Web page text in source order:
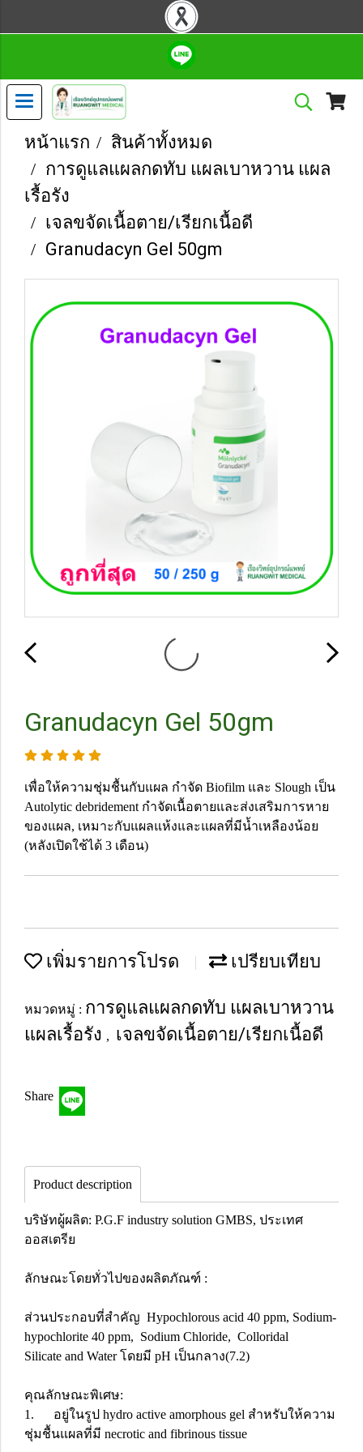
หน้าแรก
สินค้าทั้งหมด
การดูแลแผลกดทับ แผลเบาหวาน แผล
เรื้อรัง
เจลขจัดเนื้อตาย/เรียกเนื้อดี
Granudacyn Gel 50gm
Granudacyn Gel 50gm
เพื่อให้ความชุ่มชื้นกับแผล กำจัด Biofilm และ Slough เป็น
Autolytic debridement กำจัดเนื้อตายและส่งเสริมการหาย
ของแผล, เหมาะกับแผลแห้งและแผลที่มีน้ำเหลืองน้อย
(หลังเปิดใช้ได้ 3 เดือน)
เพิ่มรายการโปรด เปรียบเทียบ
หมวดหมู่ : การดูแลแผลกดทับ แผลเบาหวาน
แผลเรื้อรัง , เจลขจัดเนื้อตาย/เรียกเนื้อดี
Share
Product description
บริษัทผู้ผลิต: P.G.F industry solution GMBS, ประเทศ
ออสเตรีย
ลักษณะโดยทั่วไปของผลิตภัณฑ์ :
ส่วนประกอบที่สำคัญ Hypochlorous acid 40 ppm, Sodium-
hypochlorite 40 ppm, Sodium Chloride, Colloridal
Silicate and Water โดยมี pH เป็นกลาง(7.2)
คุณลักษณะพิเศษ:
1. อยู่ในรูป hydro active amorphous gel สำหรับให้ความ
ชุ่มชื้นแผลที่มี necrotic and fibrinous tissue